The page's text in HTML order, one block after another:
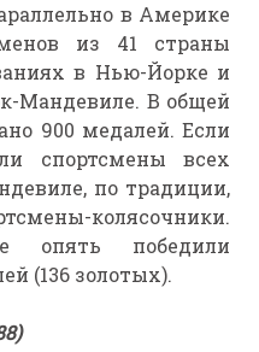
в Америке
из 41 страны
в Нью-Йорке и
Мандевиле. В общей
900 медалей. Если
спортсмены всех
по традиции,
колясочники.
опять победили
(136 золотых).